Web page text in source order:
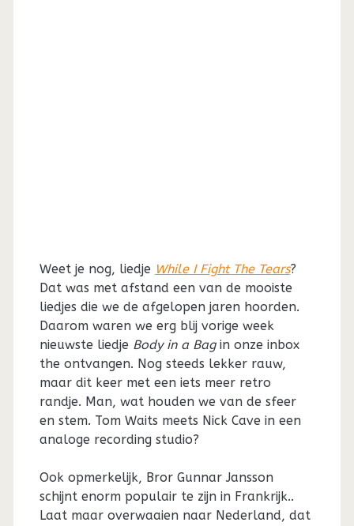
Weet je nog, liedje While I Fight The Tears?
Dat was met afstand een van de mooiste
liedjes die we de afgelopen jaren hoorden.
Daarom waren we erg blij vorige week
nieuwste liedje Body in a Bagin onze inbox
the ontvangen. Nog steeds lekker rauw,
maar dit keer met een iets meer retro
randje. Man, wat houden we van de sfeer
en stem. Tom Waits meets Nick Cave in een
analoge recording studio?
Ook opmerkelijk, Bror Gunnar Jansson
schijnt enorm populair te zijn in Frankrijk..
Laat maar overwaaien naar Nederland, dat